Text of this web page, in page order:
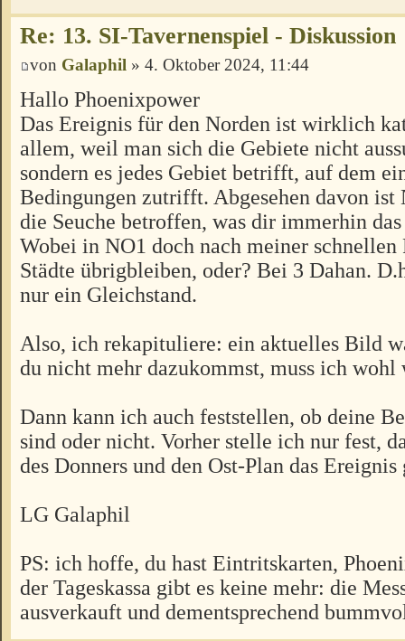
Re: 13. SI-Tavernenspiel - Diskussion
von Galaphil » 4. Oktober 2024, 11:44
Hallo Phoenixpower
Das Ereignis für den Norden ist wirklich
allem, weil man sich die Gebiete nicht
sondern es jedes Gebiet betrifft, auf dem
Bedingungen zutrifft. Abgesehen davon ist
die Seuche betroffen, was dir immerhin
Wobei in NO1 doch nach meiner schnellen
Städte übrigbleiben, oder? Bei 3 Dahan.
nur ein Gleichstand.
Also, ich rekapituliere: ein aktuelles Bild
du nicht mehr dazukommst, muss ich wohl
Dann kann ich auch feststellen, ob deine
sind oder nicht. Vorher stelle ich nur fest,
des Donners und den Ost-Plan das Ereignis
LG Galaphil
PS: ich hoffe, du hast Eintritskarten,
der Tageskassa gibt es keine mehr: die
ausverkauft und dementsprechend